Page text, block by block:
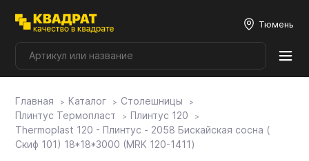
Тюмень
Плитные материалы
Фурнитура
Главная Каталог
Столешницы
Плинтус Термопласт
Плинтус 120
Thermoplast 120 - Плинтус - 2058 Бискайская сосна (
Скиф 101) 18*18*3000 (MRK 120-1411)